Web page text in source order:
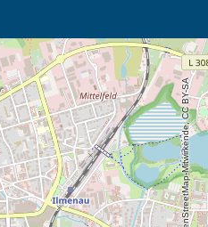
neuem Tab (Karte)
© OpenStreetMap-Mitwirkende, CC BY-SA